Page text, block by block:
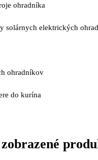
ohradníka
solárnych elektrických
ohradníkov
do kurína